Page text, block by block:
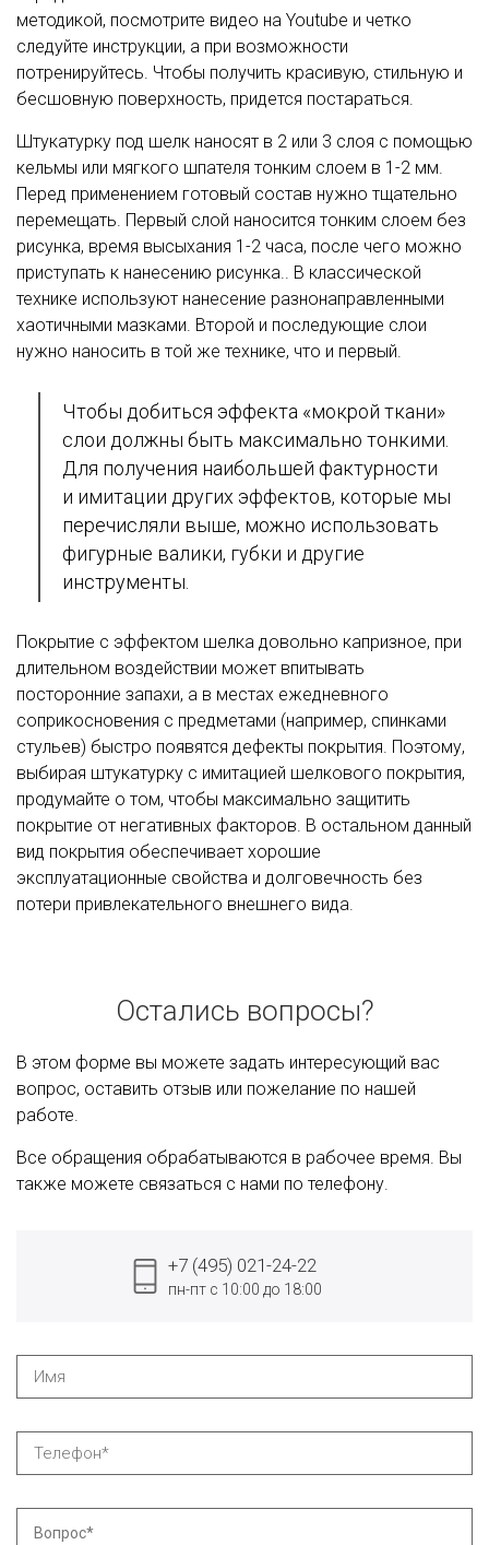
методикой, посмотрите видео на Youtube и четко
следуйте инструкции, а при возможности
потренируйтесь. Чтобы получить красивую, стильную и
бесшовную поверхность, придется постараться.
Штукатурку под шелк наносят в 2 или 3 слоя с помощью
кельмы или мягкого шпателя тонким слоем в 1-2 мм.
Перед применением готовый состав нужно тщательно
перемещать. Первый слой наносится тонким слоем без
рисунка, время высыхания 1-2 часа, после чего можно
приступать к нанесению рисунка.. В классической
технике используют нанесение разнонаправленными
хаотичными мазками. Второй и последующие слои
нужно наносить в той же технике, что и первый.
Чтобы добиться эффекта «мокрой ткани»
слои должны быть максимально тонкими.
Для получения наибольшей фактурности
и имитации других эффектов, которые мы
перечисляли выше, можно использовать
фигурные валики, губки и другие
инструменты.
Покрытие с эффектом шелка довольно капризное, при
длительном воздействии может впитывать
посторонние запахи, а в местах ежедневного
соприкосновения с предметами (например, спинками
стульев) быстро появятся дефекты покрытия. Поэтому,
выбирая штукатурку с имитацией шелкового покрытия,
продумайте о том, чтобы максимально защитить
покрытие от негативных факторов. В остальном данный
вид покрытия обеспечивает хорошие
эксплуатационные свойства и долговечность без
потери привлекательного внешнего вида.
Остались вопросы?
В этом форме вы можете задать интересующий вас
вопрос, оставить отзыв или пожелание по нашей
работе.
Все обращения обрабатываются в рабочее время. Вы
также можете связаться с нами по телефону.
+7 (495) 021-24-22
пн-пт с 10:00 до 18:00